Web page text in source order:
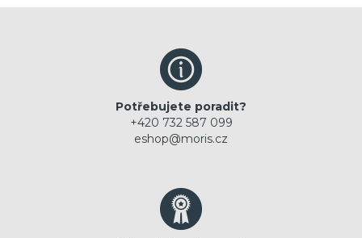
Potřebujete poradit?
+420 732 587 099
eshop@moris.cz